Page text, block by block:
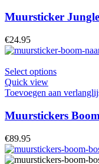
Muursticker
€24.95
Select options
Quick view
Toevoegen aan
Muurstickers
€89.95